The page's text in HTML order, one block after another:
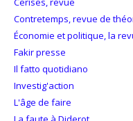
Contretemps, revue de
Économie et politique, la
Fakir presse
Il fatto quotidiano
Investig'action
L'âge de faire